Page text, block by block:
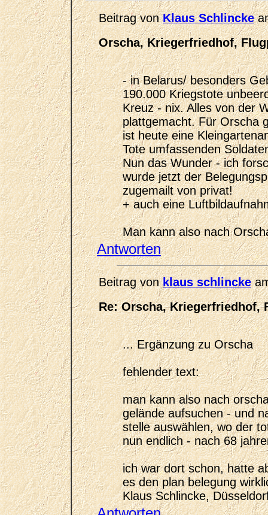
Beitrag vonKlaus Schlincke
Orscha, Kriegerfriedhof,
- in Belarus/ besonders
190.000 Kriegstote
Kreuz - nix. Alles von der
plattgemacht. Für Orscha
ist heute eine
Tote umfassenden
Nun das Wunder - ich
wurde jetzt der
zugemailt von privat!
+ auch eine
Man kann also nach
Antworten
Beitrag vonklaus schlincke
Re: Orscha, Kriegerfriedhof,
... Ergänzung zu Orscha
fehlender text:
man kann also nach
gelände aufsuchen - und
stelle auswählen, wo der
nun endlich - nach 68
ich war dort schon, hatte
es den plan belegung
Klaus Schlincke,